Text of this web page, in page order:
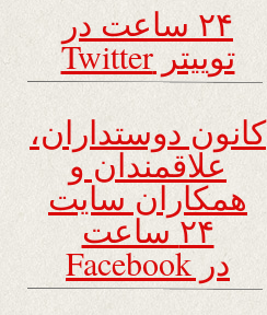
۲۴ ساعت در
توییتر Twitter
کانون دوستداران،
علاقمندان و
همکاران سایت
۲۴ ساعت
در Facebook